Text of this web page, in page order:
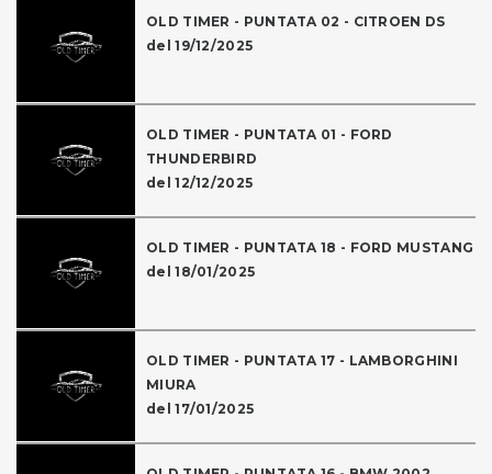
OLD TIMER - PUNTATA 02 - CITROEN DS
del 19/12/2025
OLD TIMER - PUNTATA 01 - FORD
THUNDERBIRD
del 12/12/2025
OLD TIMER - PUNTATA 18 - FORD MUSTANG
del 18/01/2025
OLD TIMER - PUNTATA 17 - LAMBORGHINI
MIURA
del 17/01/2025